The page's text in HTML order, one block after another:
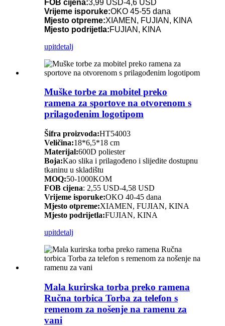
FOB cijena:3,99 USD-4,6 USD
Vrijeme isporuke:OKO 45-55 dana
Mjesto otpreme:XIAMEN, FUJIAN, KINA
Mjesto podrijetla:FUJIAN, KINA
upitdetalj
Muške torbe za mobitel preko
ramena za sportove na otvorenom s
prilagođenim logotipom
Šifra proizvoda:HT54003
Veličina:18*6,5*18 cm
Materijal:600D poliester
Boja:Kao slika i prilagođeno i slijedite dostupnu
tkaninu u skladištu
MOQ:50-1000KOM
FOB cijena: 2,55 USD-4,58 USD
Vrijeme isporuke:OKO 40-45 dana
Mjesto otpreme:XIAMEN, FUJIAN, KINA
Mjesto podrijetla:FUJIAN, KINA
upitdetalj
Mala kurirska torba preko ramena
Ručna torbica Torba za telefon s
remenom za nošenje na ramenu za
vani